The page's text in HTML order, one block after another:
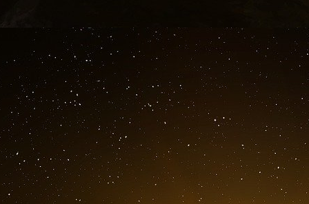
pour les pauvres, mais j’ai cru comprendre
sur les gros rouleurs. Vous allez détourner
Une chose est sûre, dans cinq ans,
débattra encore de fiscalité écologique dans
Public Sénat